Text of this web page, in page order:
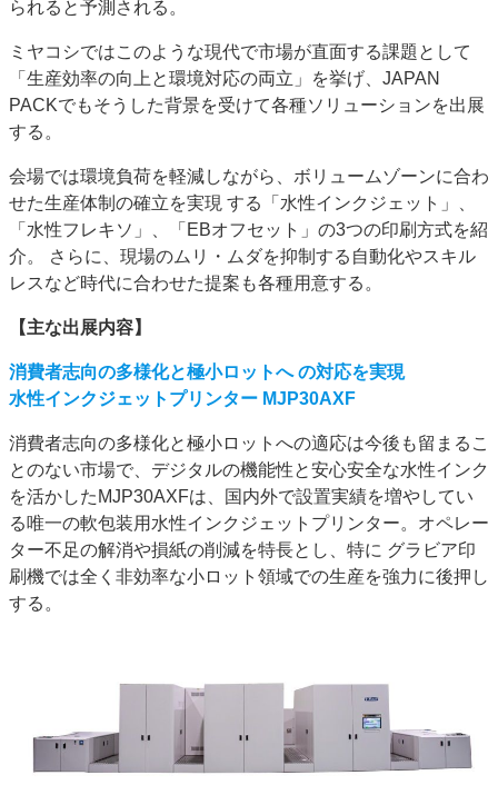
られると予測される。
ミヤコシではこのような現代で市場が直面する課題として
「生産効率の向上と環境対応の両立」を挙げ、JAPAN
PACKでもそうした背景を受けて各種ソリューションを出展
する。
会場では環境負荷を軽減しながら、ボリュームゾーンに合わ
せた生産体制の確立を実現 する「水性インクジェット」、
「水性フレキソ」、「EBオフセット」の3つの印刷方式を紹
介。 さらに、現場のムリ・ムダを抑制する自動化やスキル
レスなど時代に合わせた提案も各種用意する。
【主な出展内容】
消費者志向の多様化と極小ロットへ の対応を実現
水性インクジェットプリンター MJP30AXF
消費者志向の多様化と極小ロットへの適応は今後も留まるこ
とのない市場で、デジタルの機能性と安心安全な水性インク
を活かしたMJP30AXFは、国内外で設置実績を増やしてい
る唯一の軟包装用水性インクジェットプリンター。オペレー
ター不足の解消や損紙の削減を特長とし、特に グラビア印
刷機では全く非効率な小ロット領域での生産を強力に後押し
する。